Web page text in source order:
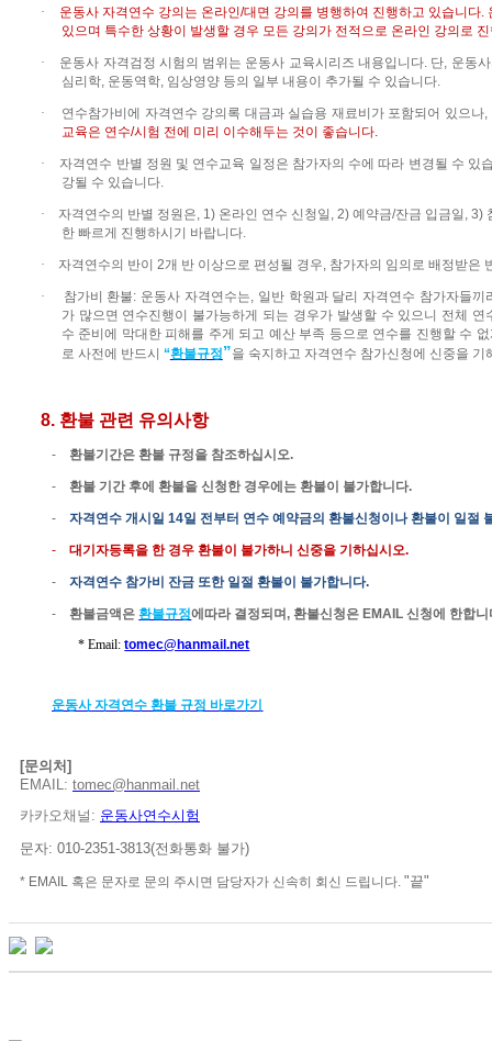
· 운동사 자격연수 강의는 온라인/대면 강의를 병행하여 진행하고 있습니다
있으며 특수한 상황이 발생할 경우 모든 강의가 전적으로 온라인 강의로
· 운동사 자격검정 시험의 범위는 운동사 교육시리즈 내용입니다. 단 운동
심리학, 운동역학, 임상영양 등의 일부 내용이 추가될 수 있습니다.
· 연수참가비에 자격연수 강의록 대금과 실습용 재료비가 포함되어 있으나
교육은 연수/시험 전에 미리 이수해두는 것이 좋습니다.
·
자격연수 반별 정원 및 연수교육 일정은 참가자의 수에 따라 변경될 수 있
강될 수 있습니다.
· 자격연수의 반별 정원은 , 1) 온라인 연수 신청일 , 2)예약금/잔금 입금일 , 3)
한 빠르게 진행하시기 바랍니다.
· 자격연수의 반이 2개 반 이상으로 편성될 경우 참가자의 임의로 배정받은
· 참가비 환불: 운동사 자격연수는 일반 학원과 달리 자격연수 참가자들끼
가 많으면 연수진행이 불가능하게 되는 경우가 발생할 수 있으니 전체 연
수 준비에 막대한 피해를 주게 되고 예산 부족 등으로 연수를 진행할 수
로 사전에 반드시 “환불규정”을 숙지하고 자격연수 참가신청에 신중을 기
8. 환불 관련 유의사항
- 환불기간은 환불 규정을 참조하십시오.
- 환불 기간 후에 환불을 신청한 경우에는 환불이 불가합니다.
- 자격연수 개시일 14일 전부터 연수 예약금의 환불신청이나 환불이 일절
- 대기자등록을 한 경우 환불이 불가하니 신중을 기하십시오.
- 자격연수 참가비 잔금 또한 일절 환불이 불가합니다.
- 환불금액은환불규정에따라 결정되며, 환불신청은EMAIL 신청에 한합니
*Email:tomec@hanmail.net
운동사 자격연수 환불 규정 바로가기
[문의처]
EMAIL: tomec@hanmail.net
카카오채널 : 운동사연수시험
문자: 010-2351-3813(전화통화 불가)
* EMAIL 혹은 문자로 문의 주시면 담당자가 신속히 회신 드립니다 "끝"